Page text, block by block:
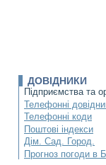
ДОВІДНИКИ
Підприємства та
Телефонні
Телефонні коди
Поштові індекси
Дім. Сад. Город.
Прогноз погоди в